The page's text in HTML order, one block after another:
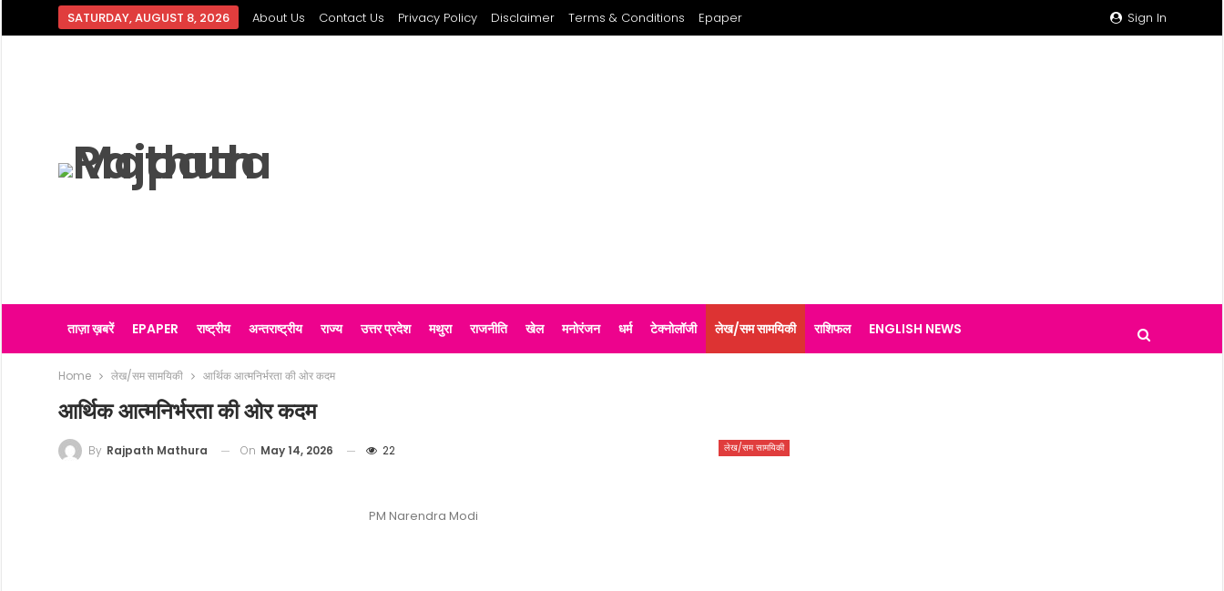
Sign In
SATURDAY, AUGUST 8, 2026 About Us Contact Us Privacy Policy Disclaimer Terms & Conditions Epaper
ताज़ा ख़बरें EPAPER राष्ट्रीय अन्तराष्ट्रीय राज्य उत्तर प्रदेश मथुरा राजनीति खेल मनोरंजन धर्म टेक्नोलॉजी लेख/सम सामयिकी राशिफल ENGLISH NEWS
Home लेख/सम सामयिकी आर्थिक आत्मनिर्भरता की ओर कदम
आर्थिक आत्मनिर्भरता की ओर कदम
लेख/सम सामयिकी
By Rajpath Mathura On May 14, 2026 22
PM Narendra Modi